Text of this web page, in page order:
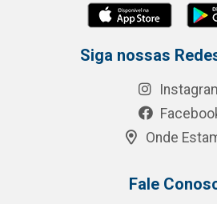
Siga nossas
Onde
Fale